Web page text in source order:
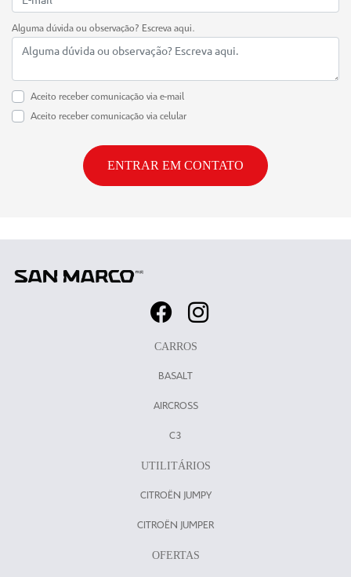
Alguma dúvida ou observação? Escreva aqui.
Aceito receber comunicação via e-mail
Aceito receber comunicação via celular
ENTRAR EM CONTATO
CARROS
BASALT
AIRCROSS
C3
UTILITÁRIOS
CITROËN JUMPY
CITROËN JUMPER
OFERTAS